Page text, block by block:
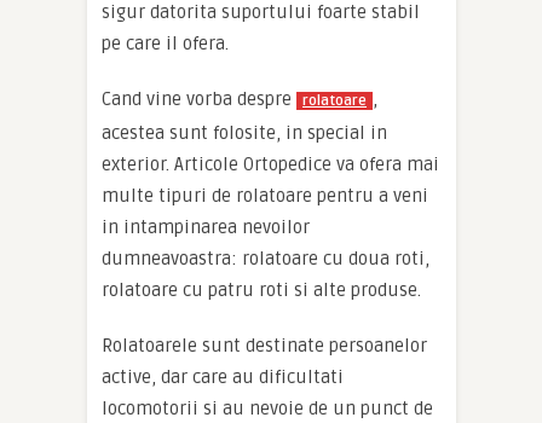
sigur datorita suportului foarte stabil
pe care il ofera.
Cand vine vorba despre rolatoare ,
acestea sunt folosite, in special in
exterior. Articole Ortopedice va ofera mai
multe tipuri de rolatoare pentru a veni
in intampinarea nevoilor
dumneavoastra: rolatoare cu doua roti,
rolatoare cu patru roti si alte produse.
Rolatoarele sunt destinate persoanelor
active, dar care au dificultati
locomotorii si au nevoie de un punct de